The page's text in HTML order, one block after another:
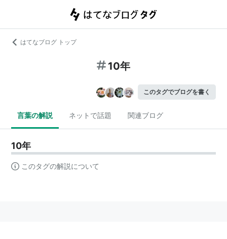
はてなブログ トップ
10年
このタグでブログを書く
言葉の解説 ネットで話題 関連ブログ
10年
このタグの解説について